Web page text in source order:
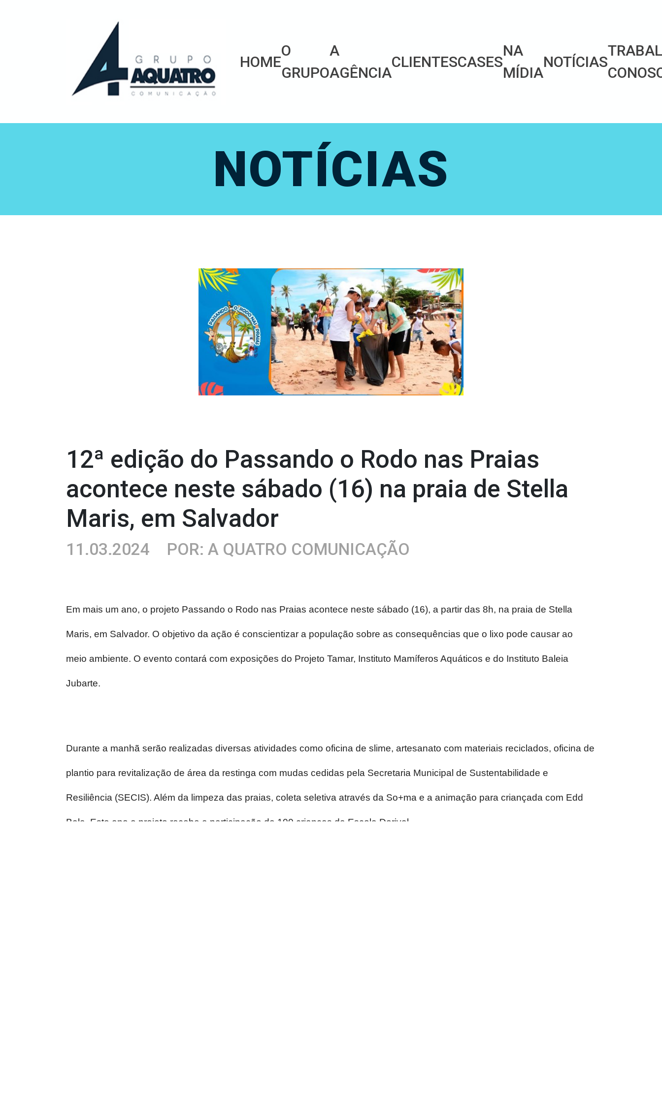
HOME
O
GRUPO
A
AGÊNCIA
CLIENTESCASES
NA
MÍDIA
NOTÍCIAS
NOTÍCIAS
12ª edição do Passando o Rodo nas Praias
acontece neste sábado (16) na praia de Stella
Maris, em Salvador
11.03.2024 POR: A QUATRO COMUNICAÇÃO
Em mais um ano, o projeto Passando o Rodo nas Praias acontece neste sábado (16), a partir das 8h, na praia de Stella
Maris, em Salvador. O objetivo da ação é conscientizar a população sobre as consequências que o lixo pode causar ao
meio ambiente. O evento contará com exposições do Projeto Tamar, Instituto Mamíferos Aquáticos e do Instituto Baleia
Jubarte.
Durante a manhã serão realizadas diversas atividades como oficina de slime, artesanato com materiais reciclados, oficina de
plantio para revitalização de área da restinga com mudas cedidas pela Secretaria Municipal de Sustentabilidade e
Resiliência (SECIS). Além da limpeza das praias, coleta seletiva através da So+ma e a animação para criançada com Edd
Bala. Este ano o projeto recebe a participação de 100 crianças da Escola Dorival